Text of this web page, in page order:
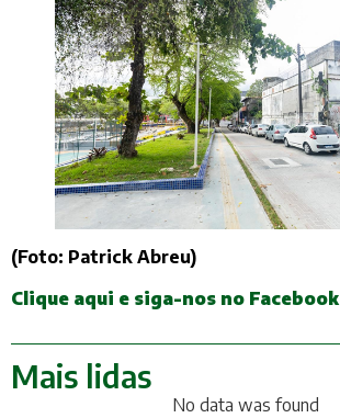
(Foto: Patrick Abreu)
Clique aqui e siga-nos no Facebook
Mais lidas
No data was found